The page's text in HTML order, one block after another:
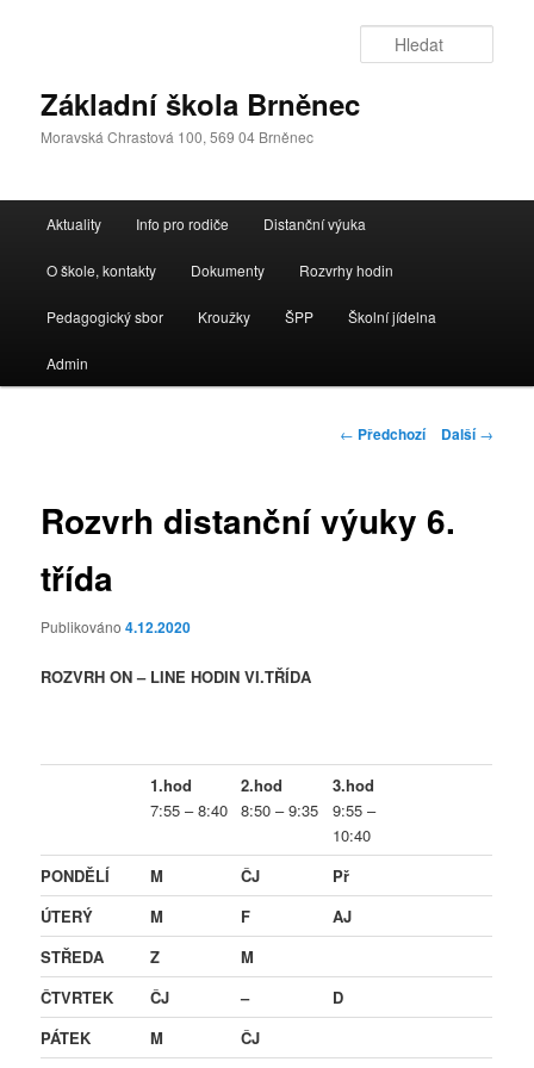
Základní škola Brněnec
Moravská Chrastová 100, 569 04 Brněnec
navigační
Aktuality Info pro rodiče Distanční výuka
O škole, kontakty Dokumenty Rozvrhy hodin
Pedagogický sbor Kroužky ŠPP Školní jídelna
Admin
Navigace
← Předchozí Další→
Rozvrh distanční výuky 6.
třída
Publikováno4.12.2020
ROZVRH ON – LINE HODIN VI.TŘÍDA
1.hod
7:55 – 8:40
2.hod
8:50 – 9:35
3.hod
9:55 –
10:40
PONDĚLÍ
M ČJ
Př
ÚTERÝ
M F
AJ
STŘEDA
Z
M
ČTVRTEK
ČJ –
D
PÁTEK
M ČJ